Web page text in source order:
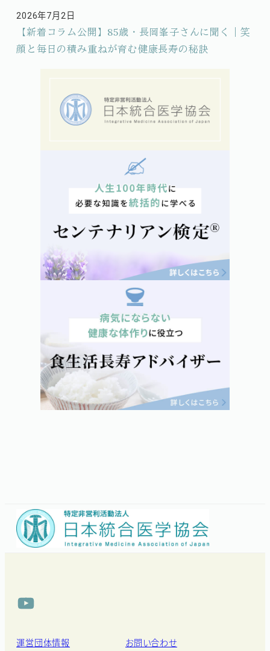
【新着コラム公開】85歳・長岡峯子さんに聞く｜笑
顔と毎日の積み重ねが育む健康長寿の秘訣
投稿日
2026年7月2日
YouTube
運営団体情報 お問い合わせ